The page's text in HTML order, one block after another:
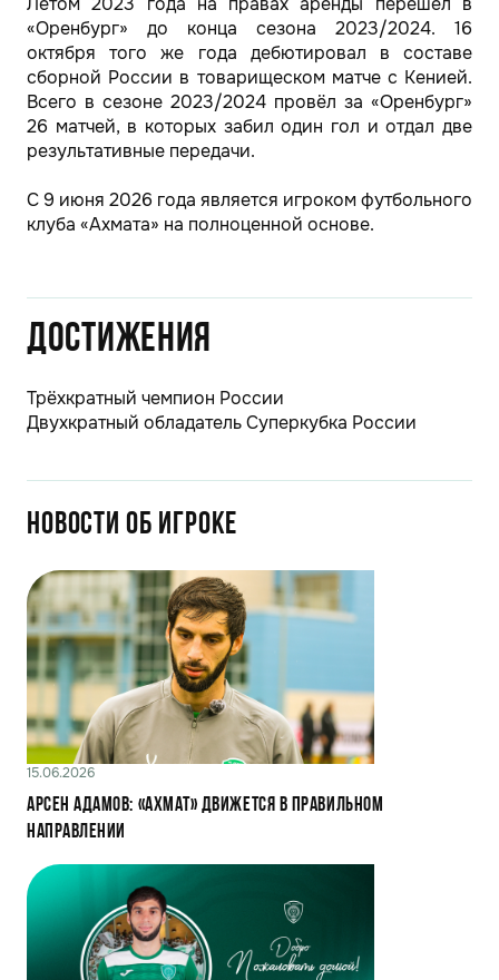
«Оренбург» до конца сезона 2023/2024. 16
октября того же года дебютировал в составе
сборной России в товарищеском матче с Кенией.
Всего в сезоне 2023/2024 провёл за «Оренбург»
26 матчей, в которых забил один гол и отдал две
результативные передачи.
С 9 июня 2026 года является игроком футбольного
клуба «Ахмата» на полноценной основе.
Достижения
Трёхкратный чемпион России
Двухкратный обладатель Суперкубка России
Новости об игроке
15.06.2026
Арсен Адамов: «Ахмат» движется в правильном
направлении